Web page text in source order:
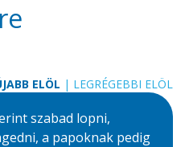
ELÖL | LEGRÉGEBBI ELÖL
szabad lopni,
a papoknak pedig